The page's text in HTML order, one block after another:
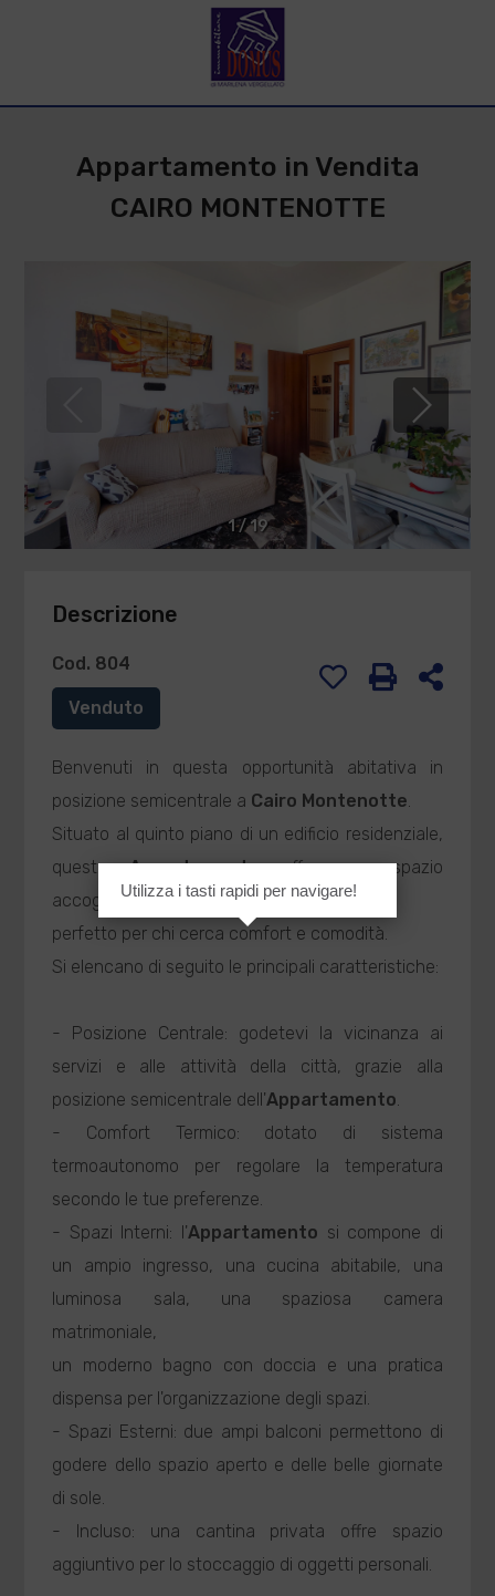
Appartamento in Vendita
CAIRO MONTENOTTE
1/19
Descrizione
Cod. 804
Venduto
Benvenuti in questa opportunità abitativa in
posizione semicentrale a Cairo Montenotte.
Situato al quinto piano di un edificio residenziale,
questoAppartamentooffre uno spazio
accogliente e funzionale,
perfetto per chi cerca comfort e comodità.
Si elencano di seguito le principali caratteristiche:
- Posizione Centrale: godetevi la vicinanza ai
servizi e alle attività della città, grazie alla
posizione semicentrale dell'Appartamento.
- Comfort Termico: dotato di sistema
termoautonomo per regolare la temperatura
secondo le tue preferenze.
- Spazi Interni: l'Appartamento si compone di
un ampio ingresso, una cucina abitabile, una
luminosa sala, una spaziosa camera
matrimoniale,
un moderno bagno con doccia e una pratica
dispensa per l'organizzazione degli spazi.
- Spazi Esterni: due ampi balconi permettono di
godere dello spazio aperto e delle belle giornate
di sole.
- Incluso: una cantina privata offre spazio
aggiuntivo per lo stoccaggio di oggetti personali.
Utilizza i tasti rapidi per navigare!